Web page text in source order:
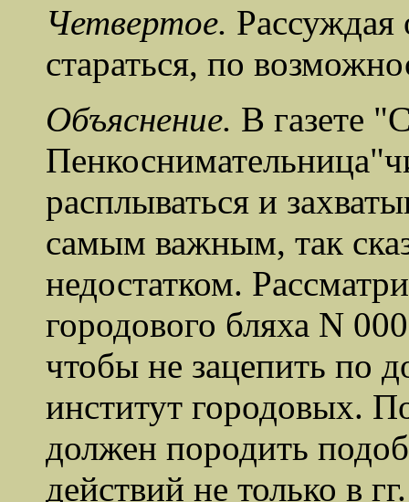
Четвертое.
стараться, по
Объяснение. В газете
расплываться и
самым важным, так
недостатком.
городового бляха N
чтобы не зацепить по
институт городовых.
должен породить
действий не только в